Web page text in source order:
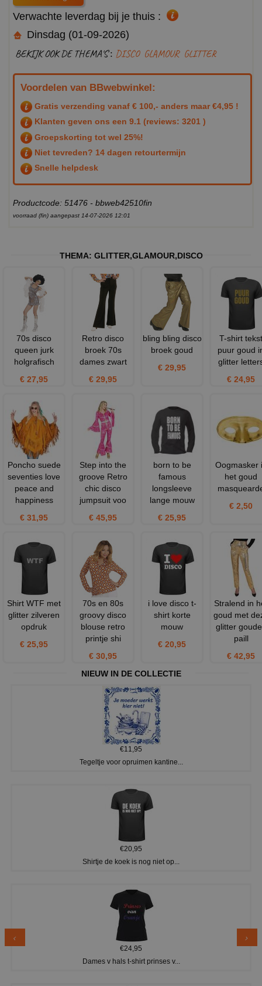
Verwachte leverdag bij je thuis :
Dinsdag (01-09-2026)
BEKIJK OOK DE THEMA'S : DISCO GLAMOUR GLITTER
Voordelen van BBwebwinkel:
Gratis verzending vanaf € 100,- anders maar €4,95 !
Klanten geven ons een 9.1 (reviews: 3201 )
Groepskorting tot wel 25%!
Niet tevreden? 14 dagen retourtermijn
Snelle helpdesk
Productcode: 51476 - bbweb42510fin
voorraad (fin) aangepast 14-07-2026 12:01
THEMA: GLITTER,GLAMOUR,DISCO
70s disco
queen jurk
holgrafisch
€ 27,95
Retro disco
broek 70s
dames zwart
€ 29,95
bling bling disco
broek goud
€ 29,95
T-shirt tekst
puur goud
glitter
€ 24,95
Poncho suede
seventies love
peace and
happiness
€ 31,95
Step into the
groove Retro
chic disco
jumpsuit voo
€ 45,95
born to be
famous
longsleeve
lange mouw
€ 25,95
Oogmasker
het goud
€ 2,50
Shirt WTF met
glitter zilveren
opdruk
€ 25,95
70s en 80s
groovy disco
blouse retro
printje shi
€ 30,95
i love disco t-
shirt korte
mouw
€ 20,95
Stralend in
goud met
glitter
paill
€ 42,95
NIEUW IN DE COLLECTIE
€11,95
Tegeltje voor opruimen kantine...
€20,95
Shirtje de koek is nog niet op...
€24,95
Dames v hals t-shirt prinses v...